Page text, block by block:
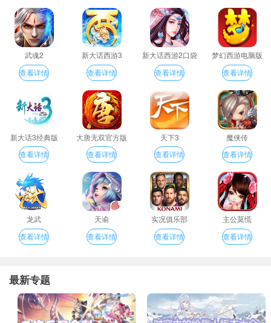
武魂2
查看详情
新大话西游3
查看详情
新大话西游2口袋
版
查看详情
梦幻西游电脑版
查看详情
新大话3经典版
查看详情
大唐无双官方版
查看详情
天下3
查看详情
魔侠传
查看详情
龙武
查看详情
天谕
查看详情
实况俱乐部
查看详情
主公莫慌
查看详情
最新专题